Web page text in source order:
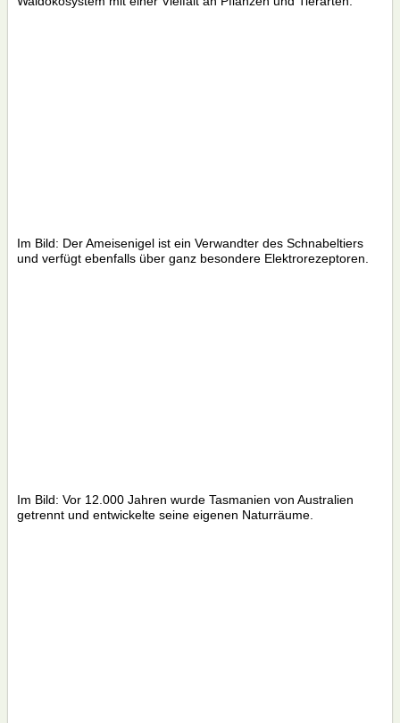
Im Bild: Der Ameisenigel ist ein Verwandter des Schnabeltiers
und verfügt ebenfalls über ganz besondere Elektrorezeptoren.
Im Bild: Vor 12.000 Jahren wurde Tasmanien von Australien
getrennt und entwickelte seine eigenen Naturräume.